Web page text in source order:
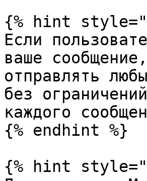
{% hint
Если
ваше
отправлять
без
каждого
{% endhint %}
{% hint